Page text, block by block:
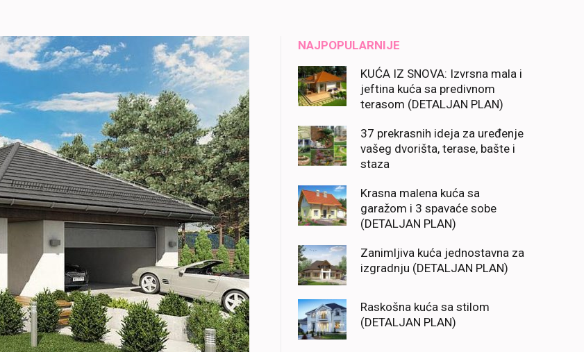
NAJPOPULARNIJE
KUĆA IZ SNOVA: Izvrsna mala i
jeftina kuća sa predivnom
terasom (DETALJAN PLAN)
37 prekrasnih ideja za uređenje
vašeg dvorišta, terase, bašte i
staza
Krasna malena kuća sa
garažom i 3 spavaće sobe
(DETALJAN PLAN)
Zanimljiva kuća jednostavna za
izgradnju (DETALJAN PLAN)
Raskošna kuća sa stilom
(DETALJAN PLAN)